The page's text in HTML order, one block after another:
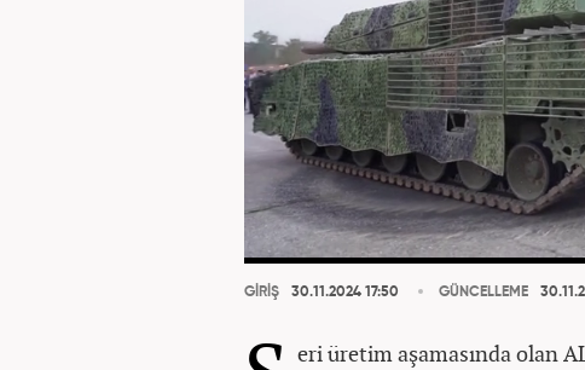
GİRİŞ 30.11.2024 17:50 GÜNCELLEME
eri üretim aşamasında olan